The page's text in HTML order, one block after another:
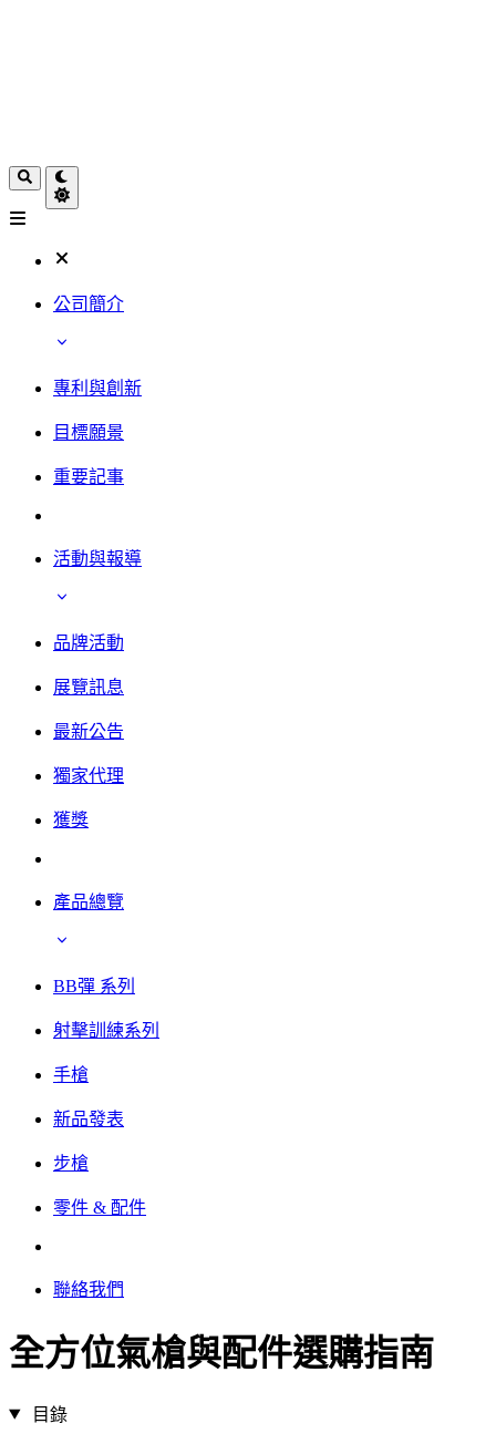
公司簡介
專利與創新
目標願景
重要記事
活動與報導
品牌活動
展覽訊息
最新公告
獨家代理
獲獎
產品總覽
BB彈 系列
射擊訓練系列
手槍
新品發表
步槍
零件 & 配件
聯絡我們
全方位氣槍與配件選購指南
目錄